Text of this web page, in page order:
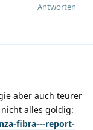
Antworten
aber auch teurer
alles goldig:
fibra---report-